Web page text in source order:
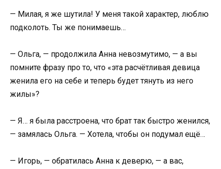
— Милая, я же шутила! У меня такой характер, люблю
подколоть. Ты же понимаешь…
— Ольга, — продолжила Анна невозмутимо, — а вы
помните фразу про то, что «эта расчётливая девица
женила его на себе и теперь будет тянуть из него
жилы»?
— Я… я была расстроена, что брат так быстро женился,
— замялась Ольга. — Хотела, чтобы он подумал ещё…
— Игорь, — обратилась Анна к деверю, — а вас,